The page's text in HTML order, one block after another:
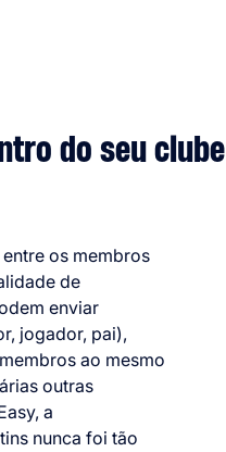
do seu clube
os membros
de
enviar
jogador, pai),
ao mesmo
outras
a
nunca foi tão